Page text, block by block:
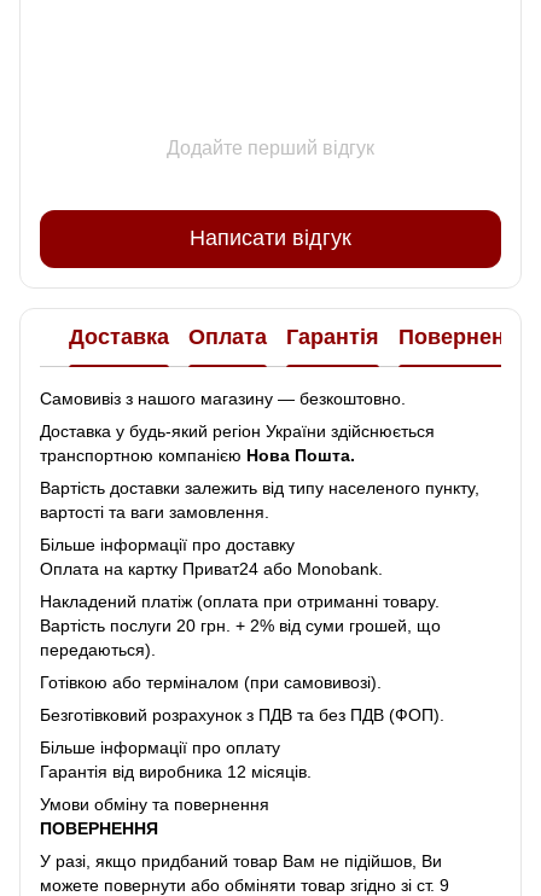
Додайте перший відгук
Написати відгук
Доставка Оплата Гарантія Повернення
Самовивіз з нашого магазину — безкоштовно.
Доставка у будь-який регіон України здійснюється
транспортною компанією Нова Пошта.
Вартість доставки залежить від типу населеного пункту,
вартості та ваги замовлення.
Більше інформації про доставку
Оплата на картку Приват24 або Monobank.
Накладений платіж (оплата при отриманні товару.
Вартість послуги 20 грн. + 2% від суми грошей, що
передаються).
Готівкою або терміналом (при самовивозі).
Безготівковий розрахунок з ПДВ та без ПДВ (ФОП).
Більше інформації про оплату
Гарантія від виробника 12 місяців.
Умови обміну та повернення
ПОВЕРНЕННЯ
У разі, якщо придбаний товар Вам не підійшов, Ви
можете повернути або обміняти товар згідно зі ст. 9